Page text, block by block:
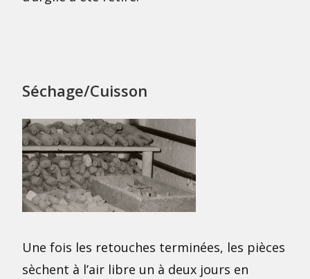
Séchage/Cuisson
Une fois les retouches terminées, les pièces
sèchent à l’air libre un à deux jours en